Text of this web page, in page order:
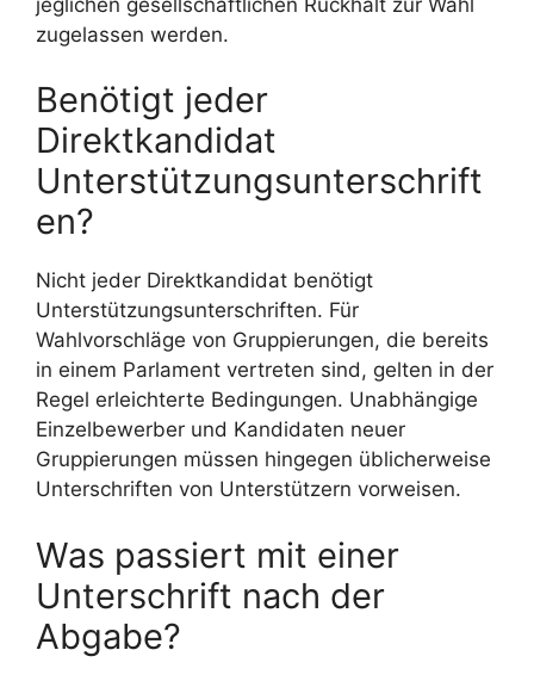
zugelassen werden.
Benötigt jeder
Direktkandidat
Unterstützungsunterschrift
en?
Nicht jeder Direktkandidat benötigt
Unterstützungsunterschriften. Für
Wahlvorschläge von Gruppierungen, die bereits
in einem Parlament vertreten sind, gelten in der
Regel erleichterte Bedingungen. Unabhängige
Einzelbewerber und Kandidaten neuer
Gruppierungen müssen hingegen üblicherweise
Unterschriften von Unterstützern vorweisen.
Was passiert mit einer
Unterschrift nach der
Abgabe?